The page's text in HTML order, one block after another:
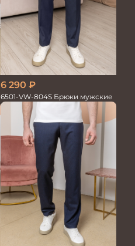
6 290 ₽
6501-VW-804S Брюки мужские